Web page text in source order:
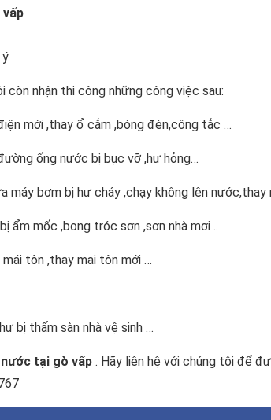
còn nhận thi công những công việc sau:
mới ,thay ổ cắm ,bóng đèn,công tắc …
ống nước bị bục vỡ ,hư hỏng…
máy bơm bị hư cháy ,chạy không lên nước,thay
ẩm mốc ,bong tróc sơn ,sơn nhà mơi ..
tôn ,thay mai tôn mới …
bị thấm sàn nhà vệ sinh …
tại gò vấp . Hãy liên hệ với chúng tôi để